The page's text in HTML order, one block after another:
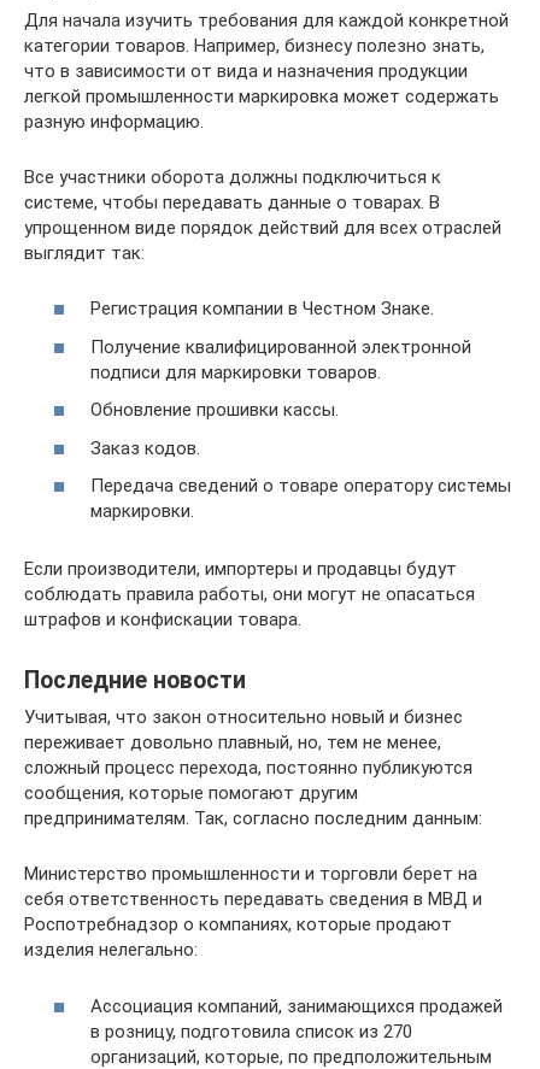
Для начала изучить требования для каждой конкретной
категории товаров. Например, бизнесу полезно знать,
что в зависимости от вида и назначения продукции
легкой промышленности маркировка может содержать
разную информацию.
Все участники оборота должны подключиться к
системе, чтобы передавать данные о товарах. В
упрощенном виде порядок действий для всех отраслей
выглядит так:
Регистрация компании в Честном Знаке.
Получение квалифицированной электронной
подписи для маркировки товаров.
Обновление прошивки кассы.
Заказ кодов.
Передача сведений о товаре оператору системы
маркировки.
Если производители, импортеры и продавцы будут
соблюдать правила работы, они могут не опасаться
штрафов и конфискации товара.
Последние новости
Учитывая, что закон относительно новый и бизнес
переживает довольно плавный, но, тем не менее,
сложный процесс перехода, постоянно публикуются
сообщения, которые помогают другим
предпринимателям. Так, согласно последним данным:
Министерство промышленности и торговли берет на
себя ответственность передавать сведения в МВД и
Роспотребнадзор о компаниях, которые продают
изделия нелегально:
Ассоциация компаний, занимающихся продажей
в розницу, подготовила список из 270
организаций, которые, по предположительным